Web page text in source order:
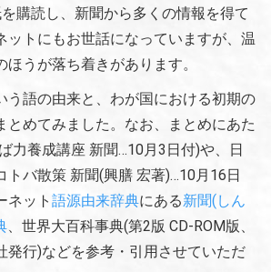
購読し、新聞から多くの情報を得て
ットにもお世話になっていますが、温
うが落ち着きがあります。
う語の由来と、わが国における初期の
とめてみました。なお、まとめにあた
力養成講座 新聞…10月3日付)や、日
トバ散策 新聞(興膳 宏著)…10月16日
ネット 語源由来辞典にある新聞(しん
、世界大百科事典(第2版 CD-ROM版、
発行)などを参考・引用させていただ